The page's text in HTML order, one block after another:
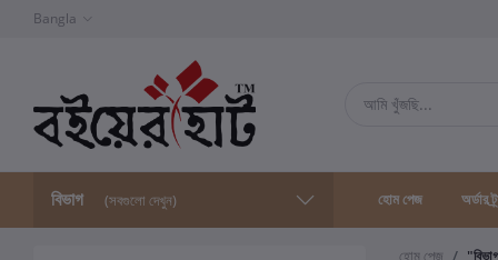
Bangla
বিভাগ (সবগুলো দেখুন) হোম পেজ অর্ডার
হোম পেজ